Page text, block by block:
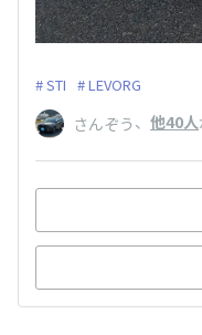
STI LEVORG
さんぞう 、 他40人